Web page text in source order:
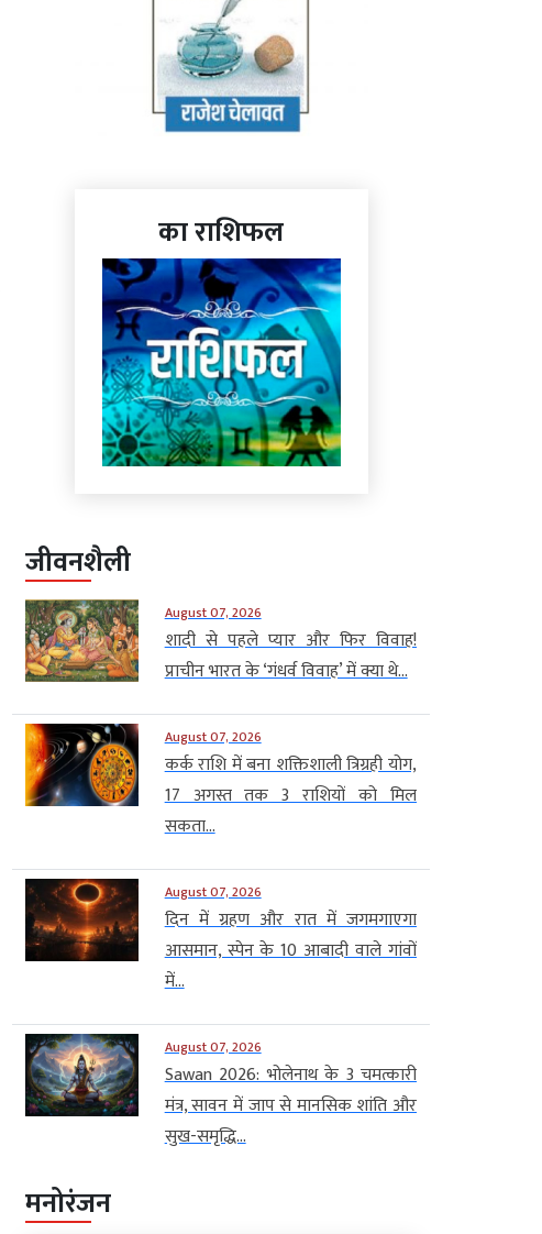
का राशिफल
जीवनशैली
August 07, 2026
शादी से पहले प्यार और फिर विवाह!
प्राचीन भारत के ‘गंधर्व विवाह’ में क्या थे...
August 07, 2026
कर्क राशि में बना शक्तिशाली त्रिग्रही योग,
17 अगस्त तक 3 राशियों को मिल
सकता...
August 07, 2026
दिन में ग्रहण और रात में जगमगाएगा
आसमान, स्पेन के 10 आबादी वाले गांवों
में...
August 07, 2026
Sawan 2026: भोलेनाथ के 3 चमत्कारी
मंत्र, सावन में जाप से मानसिक शांति और
सुख-समृद्धि...
मनोरंजन